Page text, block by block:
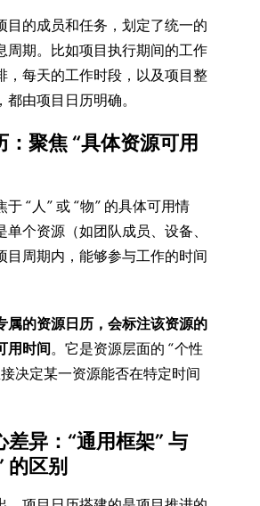
目的成员和任务，划定了统一的
周期。比如项目执行期间的工作
，每天的工作时段，以及项目整
由项目日历明确。
：聚焦 “具体资源可用
于 “人” 或 “物” 的具体可用情
单个资源（如团队成员、设备、
目周期内，能够参与工作的时间
属的资源日历，会标注该资源的
用时间。它是资源层面的 “个性
决定某一资源能否在特定时间
差异：“通用框架” 与
的区别